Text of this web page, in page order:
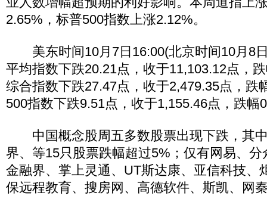
2.65%，标普500指数上涨2.12%。
美东时间10月7日16:00(北京时间10月8
平均指数下跌20.21点，收于11,103.12点，
综合指数下跌27.47点，收于2,479.35点，跌
500指数下跌9.51点，收于1,155.46点，跌幅
中国概念股周五多数股票出现下跌，其
界、等15只股票跌幅超过5%；仅有网易、
金融界、掌上灵通、UT斯达康、亚信科技、
保远程教育、搜房网、高德软件、斯凯、网